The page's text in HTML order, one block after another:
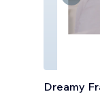
Dreamy